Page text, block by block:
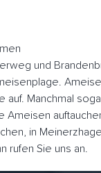
und
auf. Manchmal
Ameisen
in
rufen Sie uns an.